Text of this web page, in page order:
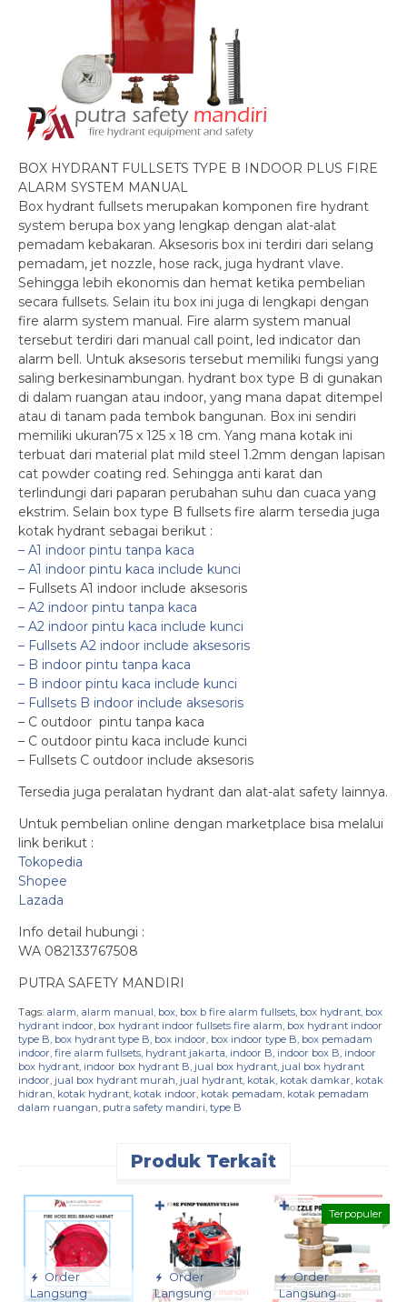
BOX HYDRANT FULLSETS TYPE B INDOOR PLUS FIRE
ALARM SYSTEM MANUAL
Box hydrant fullsets merupakan komponen fire hydrant
system berupa box yang lengkap dengan alat-alat
pemadam kebakaran. Aksesoris box ini terdiri dari selang
pemadam, jet nozzle, hose rack, juga hydrant vlave.
Sehingga lebih ekonomis dan hemat ketika pembelian
secara fullsets. Selain itu box ini juga di lengkapi dengan
fire alarm system manual. Fire alarm system manual
tersebut terdiri dari manual call point, led indicator dan
alarm bell. Untuk aksesoris tersebut memiliki fungsi yang
saling berkesinambungan. hydrant box type B di gunakan
di dalam ruangan atau indoor, yang mana dapat ditempel
atau di tanam pada tembok bangunan. Box ini sendiri
memiliki ukuran75 x 125 x 18 cm. Yang mana kotak ini
terbuat dari material plat mild steel 1.2mm dengan lapisan
cat powder coating red. Sehingga anti karat dan
terlindungi dari paparan perubahan suhu dan cuaca yang
ekstrim. Selain box type B fullsets fire alarm tersedia juga
kotak hydrant sebagai berikut :
– A1 indoor pintu tanpa kaca
– A1 indoor pintu kaca include kunci
– Fullsets A1 indoor include aksesoris
– A2 indoor pintu tanpa kaca
– A2 indoor pintu kaca include kunci
– Fullsets A2 indoor include aksesoris
– B indoor pintu tanpa kaca
– B indoor pintu kaca include kunci
– Fullsets B indoor include aksesoris
– C outdoor pintu tanpa kaca
– C outdoor pintu kaca include kunci
– Fullsets C outdoor include aksesoris
Tersedia juga peralatan hydrant dan alat-alat safety lainnya.
Untuk pembelian online dengan marketplace bisa melalui
link berikut :
Tokopedia
Shopee
Lazada
Info detail hubungi :
WA 082133767508
PUTRA SAFETY MANDIRI
Tags: alarm, alarm manual, box, box b fire alarm fullsets, box hydrant, box
hydrant indoor, box hydrant indoor fullsets fire alarm, box hydrant indoor
type B, box hydrant type B, box indoor, box indoor type B, box pemadam
indoor, fire alarm fullsets, hydrant jakarta, indoor B, indoor box B, indoor
box hydrant, indoor box hydrant B, jual box hydrant, jual box hydrant
indoor, jual box hydrant murah, jual hydrant, kotak, kotak damkar, kotak
hidran, kotak hydrant, kotak indoor, kotak pemadam, kotak pemadam
dalam ruangan, putra safety mandiri, type B
Produk Terkait
Order
Langsung
Order
Langsung
✚
Order
Langsung
Terpopuler
✚